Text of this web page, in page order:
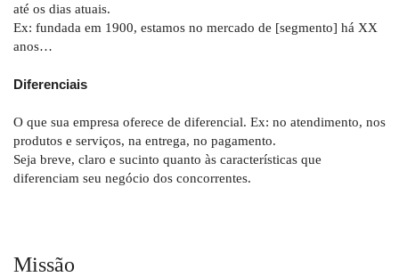
até os dias atuais.
Ex: fundada em 1900, estamos no mercado de [segmento] há XX
anos…
Diferenciais
O que sua empresa oferece de diferencial. Ex: no atendimento, nos
produtos e serviços, na entrega, no pagamento.
Seja breve, claro e sucinto quanto às características que
diferenciam seu negócio dos concorrentes.
Missão